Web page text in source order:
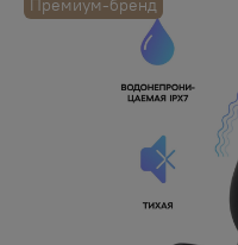
Премиум-бренд